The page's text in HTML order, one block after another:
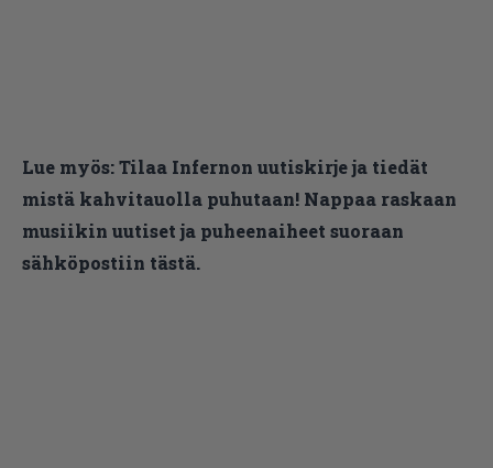
Lue myös:Tilaa Infernon uutiskirje ja tiedät
mistä kahvitauolla puhutaan! Nappaa raskaan
musiikin uutiset ja puheenaiheet suoraan
sähköpostiin tästä.